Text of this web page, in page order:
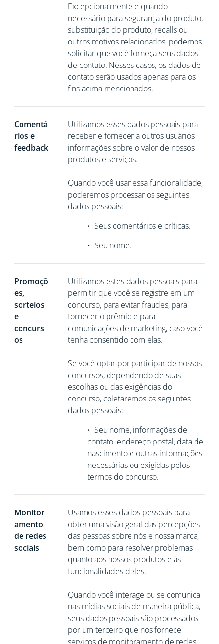
Excepcionalmente e quando
necessário para segurança do produto,
substituição do produto, recalls ou
outros motivos relacionados, podemos
solicitar que você forneça seus dados
de contato. Nesses casos, os dados de
contato serão usados apenas para os
fins acima mencionados.
Comentá
rios e
feedback
Utilizamos esses dados pessoais para
receber e fornecer a outros usuários
informações sobre o valor de nossos
produtos e serviços.
Quando você usar essa funcionalidade,
poderemos processar os seguintes
dados pessoais:
• Seus comentários e críticas.
• Seu nome.
Promoçõ
es,
sorteios
e
concurs
os
Utilizamos estes dados pessoais para
permitir que você se registre em um
concurso, para evitar fraudes, para
fornecer o prêmio e para
comunicações de marketing, caso você
tenha consentido com elas.
Se você optar por participar de nossos
concursos, dependendo de suas
escolhas ou das exigências do
concurso, coletaremos os seguintes
dados pessoais:
• Seu nome, informações de
contato, endereço postal, data de
nascimento e outras informações
necessárias ou exigidas pelos
termos do concurso.
Monitor
amento
de redes
sociais
Usamos esses dados pessoais para
obter uma visão geral das percepções
das pessoas sobre nós e nossa marca,
bem como para resolver problemas
quanto aos nossos produtos e às
funcionalidades deles.
Quando você interage ou se comunica
nas mídias sociais de maneira pública,
seus dados pessoais são processados
por um terceiro que nos fornece
serviços de monitoramento de redes